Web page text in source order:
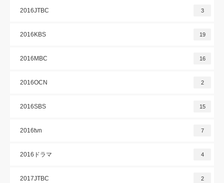
2016JTBC 3
2016KBS 19
2016MBC 16
2016OCN 2
2016SBS 15
2016tvn 7
2016ドラマ 4
2017JTBC 2